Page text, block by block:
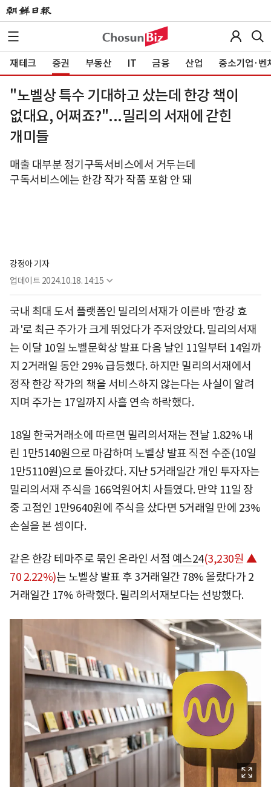
재테크 증권 부동산 IT 금융 산업 중소기업·벤
"노벨상 특수 기대하고 샀는데 한강 책이
없대요, 어쩌죠?"...밀리의 서재에 갇힌
개미들
매출 대부분 정기구독서비스에서 거두는데
구독서비스에는 한강 작가 작품 포함 안 돼
강정아 기자
업데이트 2024.10.18. 14:15
국내 최대 도서 플랫폼인 밀리의서재가 이른바 '한강 효
과'로 최근 주가가 크게 뛰었다가 주저앉았다. 밀리의서재
는 이달 10일 노벨문학상 발표 다음 날인 11일부터 14일까
지 2거래일 동안 29% 급등했다. 하지만 밀리의서재에서
정작 한강 작가의 책을 서비스하지 않는다는 사실이 알려
지며 주가는 17일까지 사흘 연속 하락했다.
18일 한국거래소에 따르면 밀리의서재는 전날 1.82% 내
린 1만5140원으로 마감하며 노벨상 발표 직전 수준(10일
1만5110원)으로 돌아갔다. 지난 5거래일간 개인 투자자는
밀리의서재 주식을 166억원어치 사들였다. 만약 11일 장
중 고점인 1만9640원에 주식을 샀다면 5거래일 만에 23%
손실을 본 셈이다.
같은 한강 테마주로 묶인 온라인 서점 예스24(3,230원 ▲
70 2.22%)는 노벨상 발표 후 3거래일간 78% 올랐다가 2
거래일간 17% 하락했다. 밀리의서재보다는 선방했다.